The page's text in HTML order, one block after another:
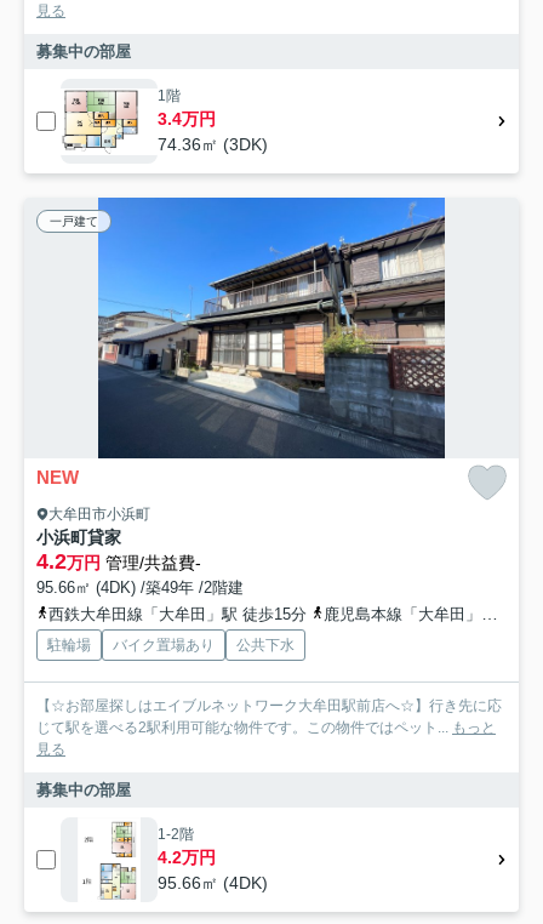
見る
募集中の部屋
1階
3.4万円
74.36㎡ (3DK)
一戸建て
NEW
大牟田市小浜町
小浜町貸家
4.2万円 管理/共益費-
95.66㎡ (4DK) /築49年 /2階建
西鉄大牟田線「大牟田」駅 徒歩15分
鹿児島本線「大牟田」駅 徒歩15分
駐輪場 バイク置場あり 公共下水
【☆お部屋探しはエイブルネットワーク大牟田駅前店へ☆】行き先に応
じて駅を選べる2駅利用可能な物件です。この物件ではペット... もっと
見る
募集中の部屋
1-2階
4.2万円
95.66㎡ (4DK)